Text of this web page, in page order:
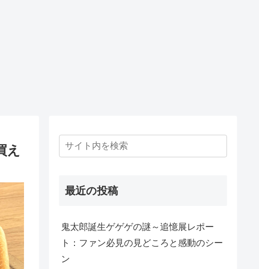
え
最近の投稿
鬼太郎誕生ゲゲゲの謎～追憶展レポー
ト：ファン必見の見どころと感動のシー
ン